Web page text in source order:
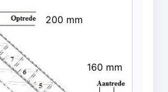
200 mm
160 mm